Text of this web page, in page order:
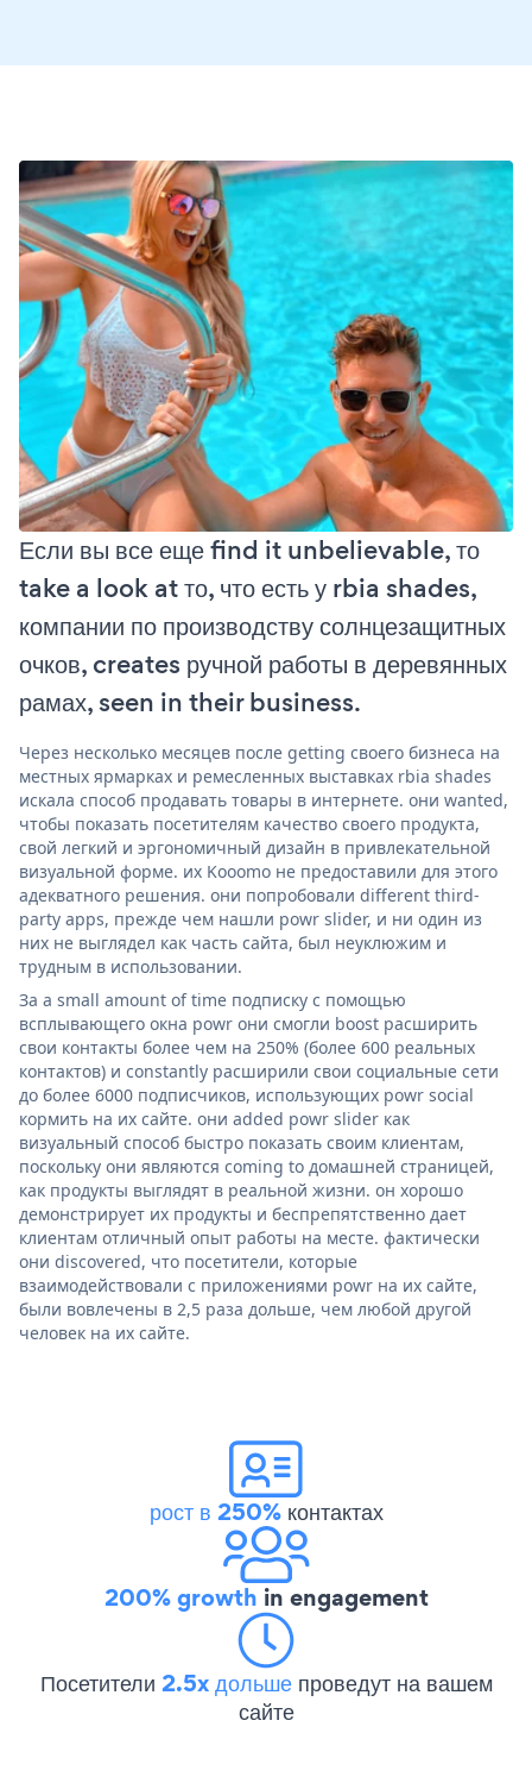
Если вы все еще find it unbelievable, то
take a look at то, что есть у rbia shades,
компании по производству солнцезащитных
очков, creates ручной работы в деревянных
рамах, seen in their business.
Через несколько месяцев после getting своего бизнеса на
местных ярмарках и ремесленных выставках rbia shades
искала способ продавать товары в интернете. они wanted,
чтобы показать посетителям качество своего продукта,
свой легкий и эргономичный дизайн в привлекательной
визуальной форме. их Kooomo не предоставили для этого
адекватного решения. они попробовали different third-
party apps, прежде чем нашли powr slider, и ни один из
них не выглядел как часть сайта, был неуклюжим и
трудным в использовании.
За a small amount of time подписку с помощью
всплывающего окна powr они смогли boost расширить
свои контакты более чем на 250% (более 600 реальных
контактов) и constantly расширили свои социальные сети
до более 6000 подписчиков, использующих powr social
кормить на их сайте. они added powr slider как
визуальный способ быстро показать своим клиентам,
поскольку они являются coming to домашней страницей,
как продукты выглядят в реальной жизни. он хорошо
демонстрирует их продукты и беспрепятственно дает
клиентам отличный опыт работы на месте. фактически
они discovered, что посетители, которые
взаимодействовали с приложениями powr на их сайте,
были вовлечены в 2,5 раза дольше, чем любой другой
человек на их сайте.
рост в 250%контактах
200% growth in engagement
Посетители 2.5x дольше проведут на вашем
сайте